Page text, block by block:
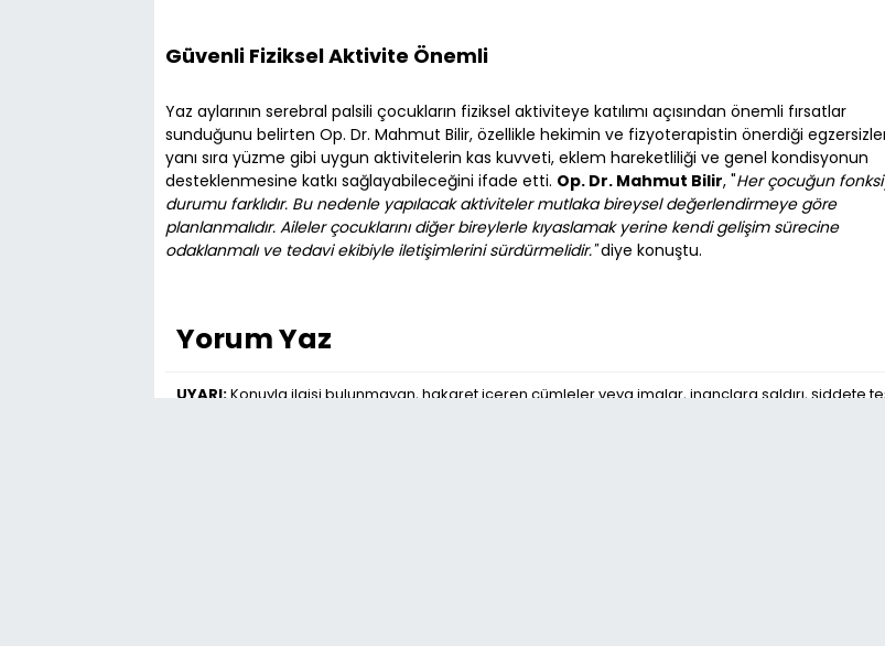
Güvenli Fiziksel Aktivite Önemli
Yaz aylarının serebral palsili çocukların fiziksel aktiviteye katılımı açısından önemli fırsatlar
sunduğunu belirten Op. Dr. Mahmut Bilir, özellikle hekimin ve fizyoterapistin önerdiği
yanı sıra yüzme gibi uygun aktivitelerin kas kuvveti, eklem hareketliliği ve genel kondisyonun
desteklenmesine katkı sağlayabileceğini ifade etti. Op. Dr. Mahmut Bilir, "Her çocuğun
durumu farklıdır. Bu nedenle yapılacak aktiviteler mutlaka bireysel değerlendirmeye göre
planlanmalıdır. Aileler çocuklarını diğer bireylerle kıyaslamak yerine kendi gelişim sürecine
odaklanmalı ve tedavi ekibiyle iletişimlerini sürdürmelidir."diye konuştu.
Yorum Yaz
UYARI:Konuyla ilgisi bulunmayan, hakaret içeren cümleler veya imalar, inançlara saldırı, şiddete